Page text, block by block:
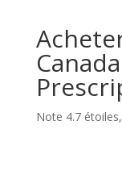
Note 4.7